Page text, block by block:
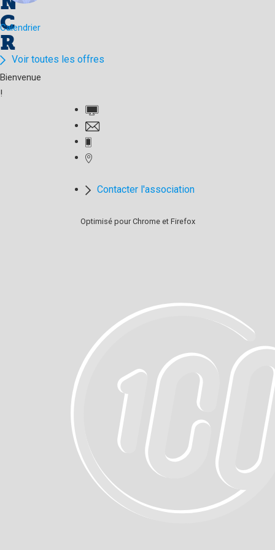
C
R
Bienvenue
!
Calendrier
Voir toutes les offres
Contacter l'association
Optimisé pour Chrome et Firefox